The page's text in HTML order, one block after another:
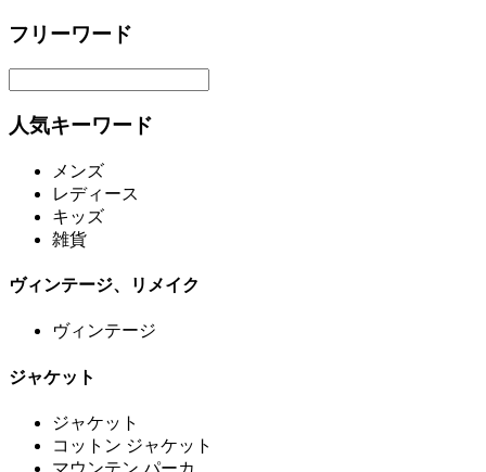
フリーワード
人気キーワード
メンズ
レディース
キッズ
雑貨
ヴィンテージ、リメイク
ヴィンテージ
ジャケット
ジャケット
コットン ジャケット
マウンテン パーカ